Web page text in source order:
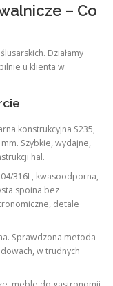
– Co
Działamy
u klienta w
konstrukcyjna S235,
Szybkie, wydajne,
hal.
316L, kwasoodporna,
spoina bez
detale
Sprawdzona metoda
w trudnych